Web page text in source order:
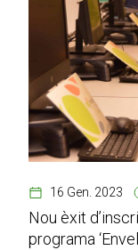
16 Gen. 2023
Nou èxit
programa